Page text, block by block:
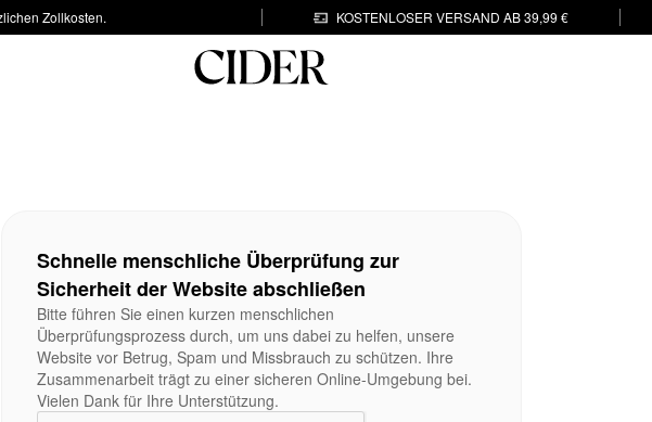
Zollkosten. KOSTENLOSER VERSAND AB 39,99 €
Schnelle menschliche Überprüfung zur
Sicherheit der Website abschließen
Bitte führen Sie einen kurzen menschlichen
Überprüfungsprozess durch, um uns dabei zu helfen, unsere
Website vor Betrug, Spam und Missbrauch zu schützen. Ihre
Zusammenarbeit trägt zu einer sicheren Online-Umgebung bei.
Vielen Dank für Ihre Unterstützung.